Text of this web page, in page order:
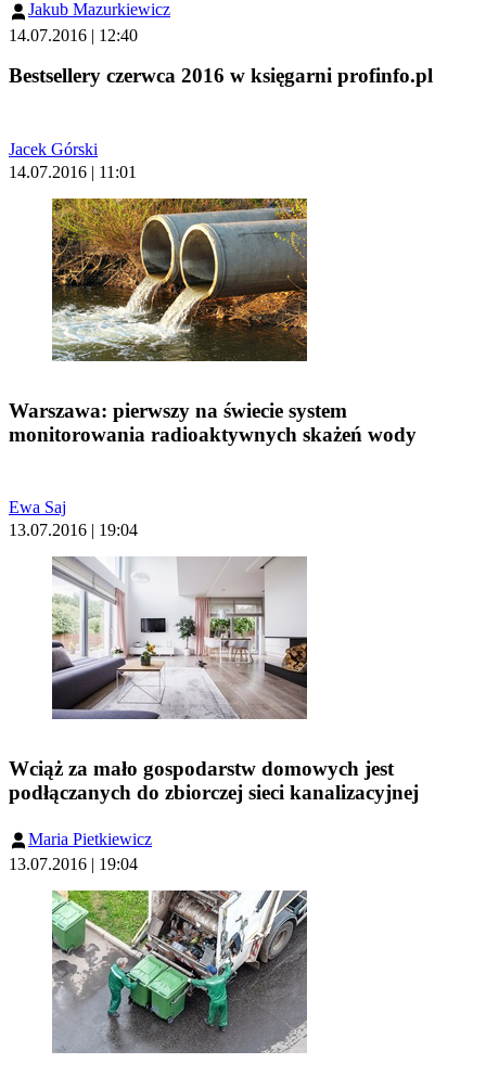
Jakub Mazurkiewicz
14.07.2016 | 12:40
Bestsellery czerwca 2016 w księgarni profinfo.pl
Jacek Górski
14.07.2016 | 11:01
Warszawa: pierwszy na świecie system
monitorowania radioaktywnych skażeń wody
Ewa Saj
13.07.2016 | 19:04
Wciąż za mało gospodarstw domowych jest
podłączanych do zbiorczej sieci kanalizacyjnej
Maria Pietkiewicz
13.07.2016 | 19:04